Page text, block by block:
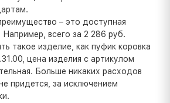
– это доступная
всего за 2 286 руб.
такое изделие, как пуфик коровка
цена изделия с артикулом
Больше никаких расходов
придется, за исключением